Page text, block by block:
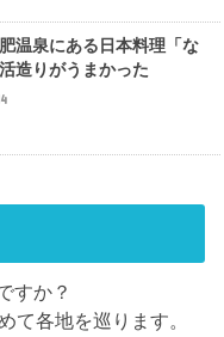
温泉にある日本料理「な
造りがうまかった
すか？
て各地を巡ります。